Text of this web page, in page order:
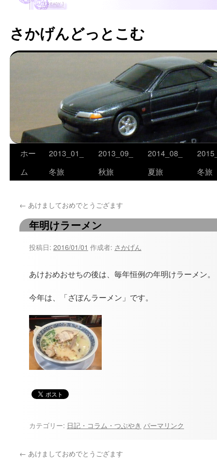
さかげんどっとこむ
コ
ン
ツ
ホー
ム
2013_01_
冬旅
2013_09_
秋旅
2014_08_
夏旅
冬旅
← あけましておめでとうござます
年明けラーメン
投稿日: 2016/01/01 作成者: さかげん
あけおめおせちの後は、毎年恒例の年明けラーメン。
今年は、「ざぼんラーメン」です。
カテゴリー: 日記・コラム・つぶやき パーマリンク
← あけましておめでとうござます